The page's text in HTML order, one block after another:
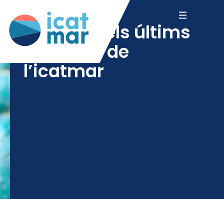
consulta els últims
informes de
l’icatmar